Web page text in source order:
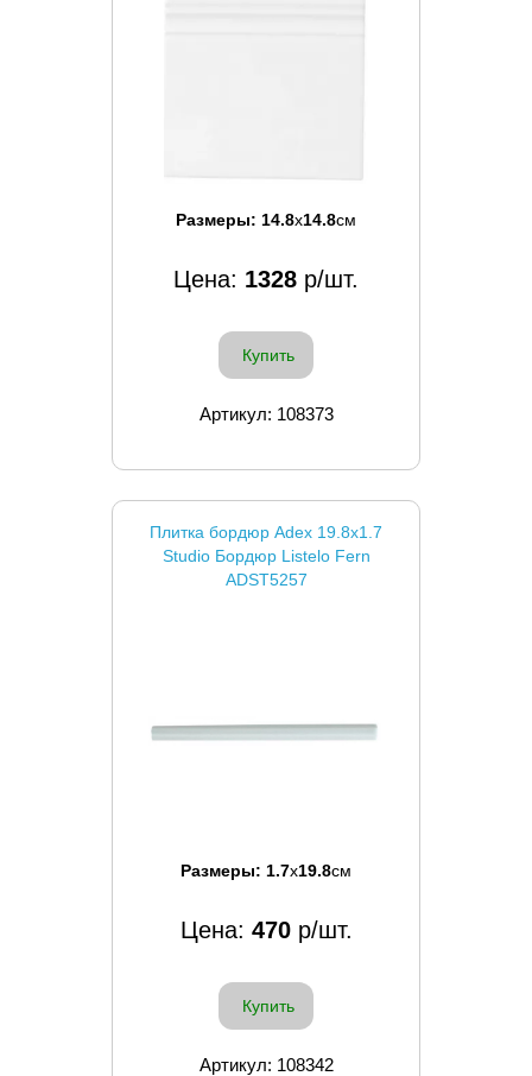
Размеры: 14.8x14.8см
Цена: 1328 р/шт.
Купить
Артикул: 108373
Плитка бордюр Adex 19.8x1.7
Studio Бордюр Listelo Fern
ADST5257
Размеры: 1.7x19.8см
Цена: 470р/шт.
Купить
Артикул: 108342